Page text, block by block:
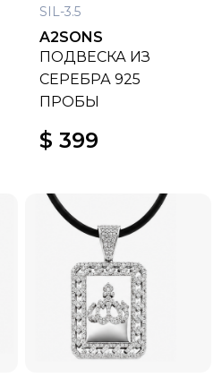
SIL-3.5
A2SONS
ПОДВЕСКА ИЗ
СЕРЕБРА 925
ПРОБЫ
$ 399